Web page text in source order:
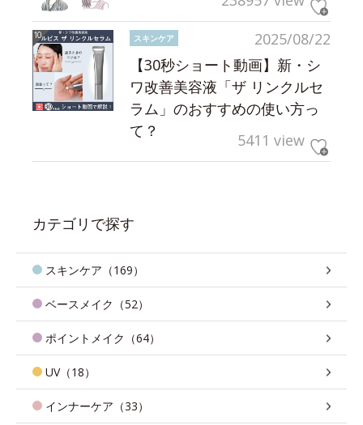
2025/08/22
スキンケア
【30秒ショート動画】新・シ
ワ改善美容液「ザ リンクルセ
ラム」のおすすめの使い方っ
て？
5411 view
カテゴリで探す
スキンケア（169）
ベースメイク（52）
ポイントメイク（64）
UV（18）
インナーケア（33）